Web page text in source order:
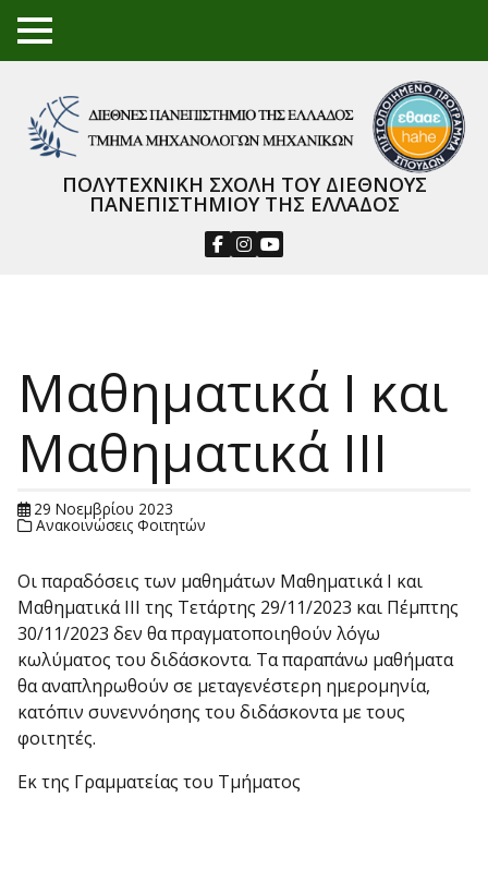
TO
GGL
NU
ΠΟΛΥΤΕΧΝΙΚΗ ΣΧΟΛΗ ΤΟΥ ΔΙΕΘΝΟΥΣ
ΠΑΝΕΠΙΣΤΗΜΙΟΥ ΤΗΣ ΕΛΛΑΔΟΣ
Μαθηματικά Ι και
Μαθηματικά ΙΙΙ
29 Νοεμβρίου 2023
Ανακοινώσεις Φοιτητών
Οι παραδόσεις των μαθημάτων Μαθηματικά Ι και
Μαθηματικά ΙΙΙ της Τετάρτης 29/11/2023 και Πέμπτης
30/11/2023 δεν θα πραγματοποιηθούν λόγω
κωλύματος του διδάσκοντα. Τα παραπάνω μαθήματα
θα αναπληρωθούν σε μεταγενέστερη ημερομηνία,
κατόπιν συνεννόησης του διδάσκοντα με τους
φοιτητές.
Εκ της Γραμματείας του Τμήματος